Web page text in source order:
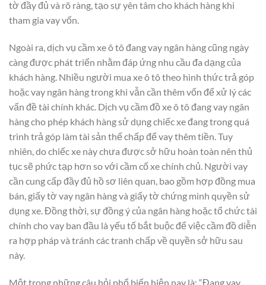
tờ đầy đủ và rõ ràng, tạo sự yên tâm cho khách hàng khi
tham gia vay vốn.
Ngoài ra, dịch vụ cầm xe ô tô đang vay ngân hàng cũng ngày
càng được phát triển nhằm đáp ứng nhu cầu đa dạng của
khách hàng. Nhiều người mua xe ô tô theo hình thức trả góp
hoặc vay ngân hàng trong khi vẫn cần thêm vốn để xử lý các
vấn đề tài chính khác. Dịch vụ cầm đồ xe ô tô đang vay ngân
hàng cho phép khách hàng sử dụng chiếc xe đang trong quá
trình trả góp làm tài sản thế chấp để vay thêm tiền. Tuy
nhiên, do chiếc xe này chưa được sở hữu hoàn toàn nên thủ
tục sẽ phức tạp hơn so với cầm cố xe chính chủ. Người vay
cần cung cấp đầy đủ hồ sơ liên quan, bao gồm hợp đồng mua
bán, giấy tờ vay ngân hàng và giấy tờ chứng minh quyền sử
dụng xe. Đồng thời, sự đồng ý của ngân hàng hoặc tổ chức tài
chính cho vay ban đầu là yếu tố bắt buộc để việc cầm đồ diễn
ra hợp pháp và tránh các tranh chấp về quyền sở hữu sau
này.
Một trong những câu hỏi phổ biến hiện nay là: “Đang vay